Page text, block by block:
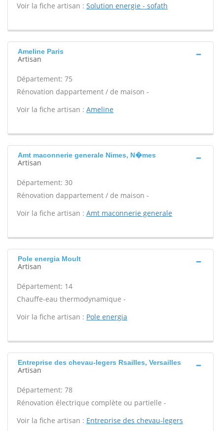
Voir la fiche artisan : Solution energie - sofath
Ameline Paris
Artisan
Département: 75
Rénovation dappartement / de maison -
Voir la fiche artisan : Ameline
Amt maconnerie generale Nimes, N�mes
Artisan
Département: 30
Rénovation dappartement / de maison -
Voir la fiche artisan : Amt maconnerie generale
Pole energia Moult
Artisan
Département: 14
Chauffe-eau thermodynamique -
Voir la fiche artisan : Pole energia
Entreprise des chevau-legers Rsailles, Versailles
Artisan
Département: 78
Rénovation électrique complète ou partielle -
Voir la fiche artisan : Entreprise des chevau-legers